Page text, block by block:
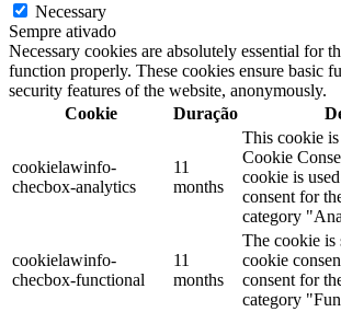
Necessary
Sempre ativado
Necessary cookies are absolutely essential for
function properly. These cookies ensure basic
security features of the website, anonymously.
Cookie
Duração
cookielawinfo-
checbox-analytics
11
months
This cookie
Cookie
cookie is
consent for
category
cookielawinfo-
checbox-functional
11
months
The cookie is
cookie
consent for
category